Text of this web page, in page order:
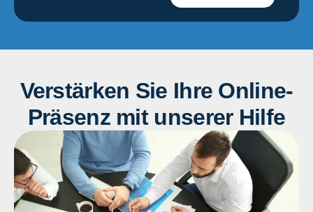
Verstärken Sie Ihre Online-
Präsenz mit unserer Hilfe